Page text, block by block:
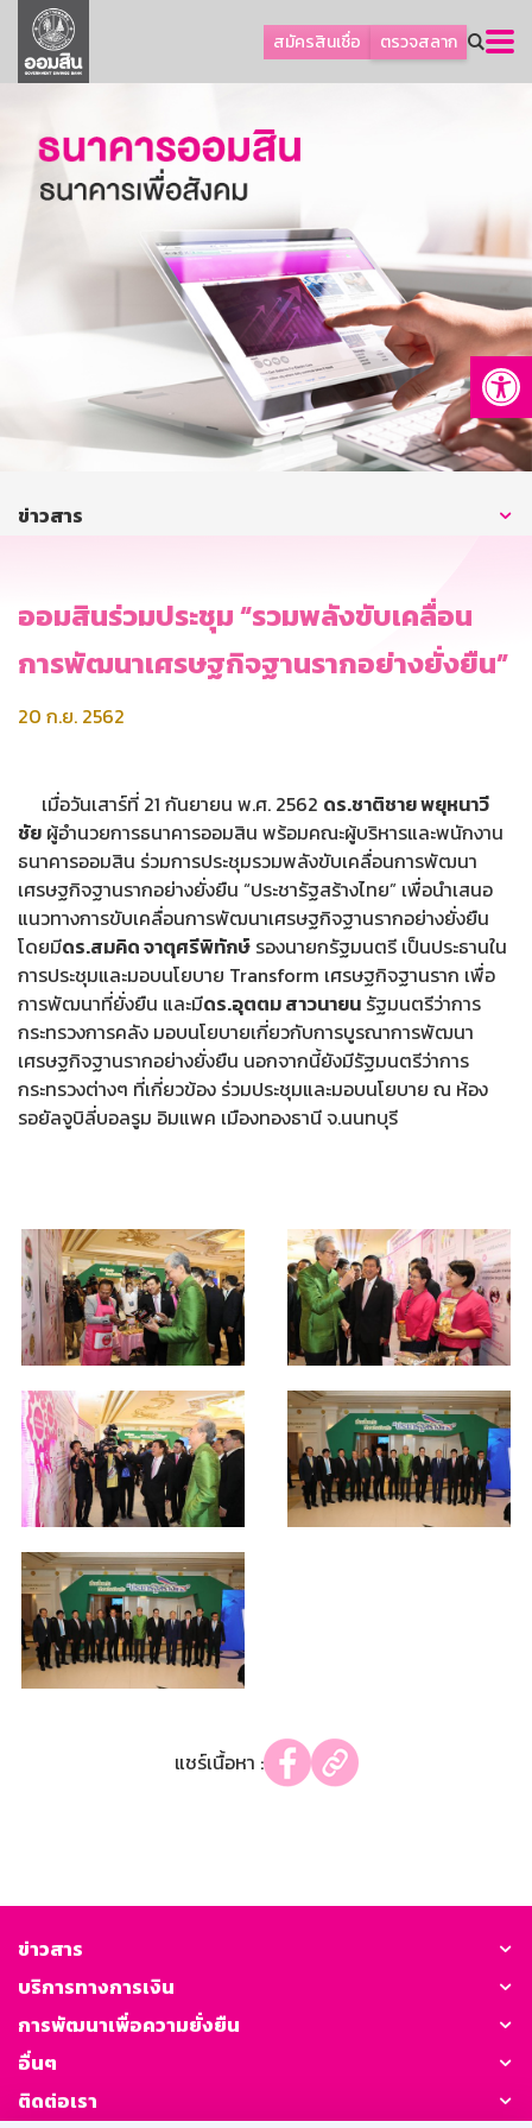
สมัครสินเชื่อ ตรวจสลาก
ลูกค้าธุรกิจ
ลูกค้าผู้ประกอบรายย่อย
ออมเพื่อสุข
เกี่ยวกับธนาคาร
การพัฒนาที่ยั่งยืน
บริการทางการเงิน
ติดต่อเรา
บริการออนไลน์
ข่าวสาร
ออมสินร่วมประชุม “รวมพลังขับเคลื่อน
การพัฒนาเศรษฐกิจฐานรากอย่างยั่งยืน”
20 ก.ย. 2562
เมื่อวันเสาร์ที่ 21 กันยายน พ.ศ. 2562 ดร.ชาติชาย พยุหนาวี
ชัย ผู้อำนวยการธนาคารออมสิน พร้อมคณะผู้บริหารและพนักงาน
ธนาคารออมสิน ร่วมการประชุมรวมพลังขับเคลื่อนการพัฒนา
เศรษฐกิจฐานรากอย่างยั่งยืน “ประชารัฐสร้างไทย” เพื่อนำเสนอ
แนวทางการขับเคลื่อนการพัฒนาเศรษฐกิจฐานรากอย่างยั่งยืน
โดยมีดร.สมคิด จาตุศรีพิทักษ์ รองนายกรัฐมนตรี เป็นประธานใน
การประชุมและมอบนโยบาย Transform เศรษฐกิจฐานราก เพื่อ
การพัฒนาที่ยั่งยืน และมีดร.อุตตม สาวนายน รัฐมนตรีว่าการ
กระทรวงการคลัง มอบนโยบายเกี่ยวกับการบูรณาการพัฒนา
เศรษฐกิจฐานรากอย่างยั่งยืน นอกจากนี้ยังมีรัฐมนตรีว่าการ
กระทรวงต่างๆ ที่เกี่ยวข้อง ร่วมประชุมและมอบนโยบาย ณ ห้อง
รอยัลจูบิลี่บอลรูม อิมแพค เมืองทองธานี จ.นนทบุรี
แชร์เนื้อหา :
ข่าวสาร
บริการทางการเงิน
การพัฒนาเพื่อความยั่งยืน
อื่นๆ
ติดต่อเรา